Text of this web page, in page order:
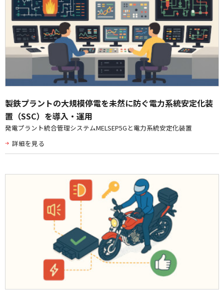
製鉄プラントの大規模停電を未然に防ぐ電力系統安定化装
置（SSC）を導入・運用
発電プラント統合管理システムMELSEP5Gと電力系統安定化装置
詳細を見る